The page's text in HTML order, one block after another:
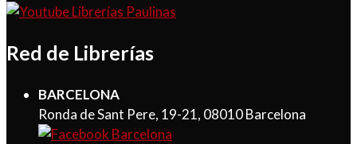
Red de Librerías
BARCELONA
Ronda de Sant Pere, 19-21, 08010 Barcelona